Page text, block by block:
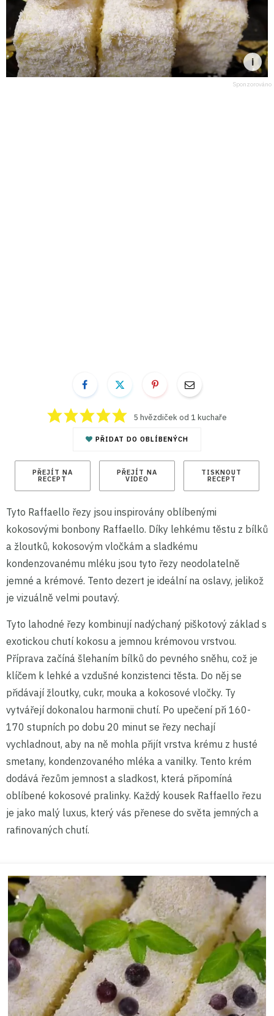
5 hvězdiček od 1 kuchaře
PŘIDAT DO OBLÍBENÝCH
PŘEJÍT NA
RECEPT
PŘEJÍT NA
VIDEO
TISKNOUT
RECEPT
Tyto Raffaello řezy jsou inspirovány oblíbenými
kokosovými bonbony Raffaello. Díky lehkému těstu z bílků
a žloutků, kokosovým vločkám a sladkému
kondenzovanému mléku jsou tyto řezy neodolatelně
jemné a krémové. Tento dezert je ideální na oslavy, jelikož
je vizuálně velmi poutavý.
Tyto lahodné řezy kombinují nadýchaný piškotový základ s
exotickou chutí kokosu a jemnou krémovou vrstvou.
Příprava začíná šlehaním bílků do pevného sněhu, což je
klíčem k lehké a vzdušné konzistenci těsta. Do něj se
přidávají žloutky, cukr, mouka a kokosové vločky. Ty
vytvářejí dokonalou harmonii chutí. Po upečení při 160-
170 stupních po dobu 20 minut se řezy nechají
vychladnout, aby na ně mohla přijít vrstva krému z husté
smetany, kondenzovaného mléka a vanilky. Tento krém
dodává řezům jemnost a sladkost, která připomíná
oblíbené kokosové pralinky. Každý kousek Raffaello řezu
je jako malý luxus, který vás přenese do světa jemných a
rafinovaných chutí.